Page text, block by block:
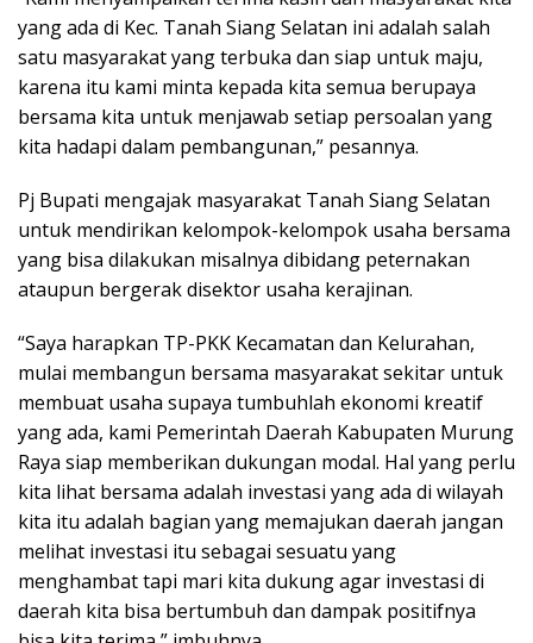
yang ada di Kec. Tanah Siang Selatan ini adalah salah
satu masyarakat yang terbuka dan siap untuk maju,
karena itu kami minta kepada kita semua berupaya
bersama kita untuk menjawab setiap persoalan yang
kita hadapi dalam pembangunan,” pesannya.
Pj Bupati mengajak masyarakat Tanah Siang Selatan
untuk mendirikan kelompok-kelompok usaha bersama
yang bisa dilakukan misalnya dibidang peternakan
ataupun bergerak disektor usaha kerajinan.
“Saya harapkan TP-PKK Kecamatan dan Kelurahan,
mulai membangun bersama masyarakat sekitar untuk
membuat usaha supaya tumbuhlah ekonomi kreatif
yang ada, kami Pemerintah Daerah Kabupaten Murung
Raya siap memberikan dukungan modal. Hal yang perlu
kita lihat bersama adalah investasi yang ada di wilayah
kita itu adalah bagian yang memajukan daerah jangan
melihat investasi itu sebagai sesuatu yang
menghambat tapi mari kita dukung agar investasi di
daerah kita bisa bertumbuh dan dampak positifnya